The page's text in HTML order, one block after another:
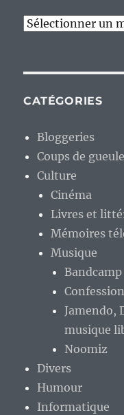
Archives
CATÉGORIES
Bloggeries
Coups de gueule
Culture
Cinéma
Livres et
Mémoires
Musique
Jamendo,
musique
Noomiz
Divers
Humour
Informatique